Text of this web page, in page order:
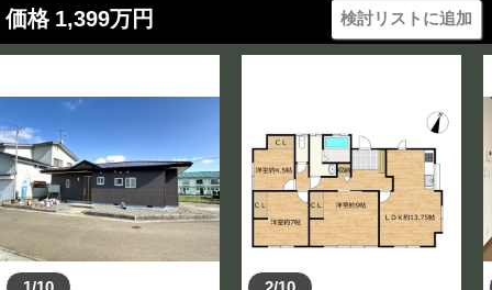
価格 1,399万円 検討リストに追加